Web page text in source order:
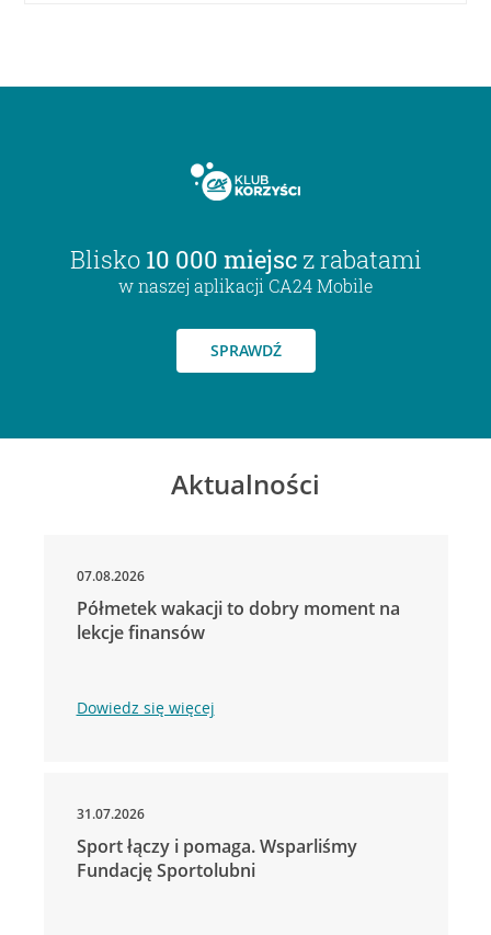
Blisko 10 000 miejsc z rabatami
w naszej aplikacji CA24 Mobile
SPRAWDŹ
Aktualności
07.08.2026
Półmetek wakacji to dobry moment na
lekcje finansów
Dowiedz się więcej
31.07.2026
Sport łączy i pomaga. Wsparliśmy
Fundację Sportolubni